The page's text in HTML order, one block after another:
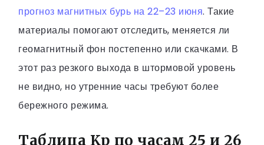
прогноз магнитных бурь на 22–23 июня. Такие
материалы помогают отследить, меняется ли
геомагнитный фон постепенно или скачками. В
этот раз резкого выхода в штормовой уровень
не видно, но утренние часы требуют более
бережного режима.
Таблица Kp по часам 25 и 26